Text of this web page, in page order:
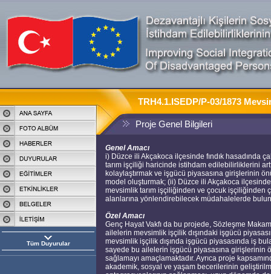
Tüm Duyurular
TRH4.1.ISEDP/P-03/1873
Proje Genel Bilgileri
Genel Amacı
i) Düzce ili Akçakoca ilçesinde fındık hasadında
tarım işçiliği haricinde istihdam edilebilirliklerini
kolaylaştırmak ve işgücü piyasasına girişlerinin
model oluşturmak; (ii) Düzce ili Akçakoca ilçesinde
mevsimlik tarım işçiliğinden ve çocuk işçiliğinden
alanlarına yönlendirebilecek müdahalelerde
Özel Amacı
Genç Hayat Vakfı da bu projede, Sözleşme
ailelerin mevsimlik işçilik dışındaki işgücü
mevsimlik işçilik dışında işgücü piyasasında iş
sayede bu ailelerin işgücü piyasasına girişlerinin
sağlamayı amaçlamaktadır. Ayrıca proje
akademik, sosyal ve yaşam becerilerinin